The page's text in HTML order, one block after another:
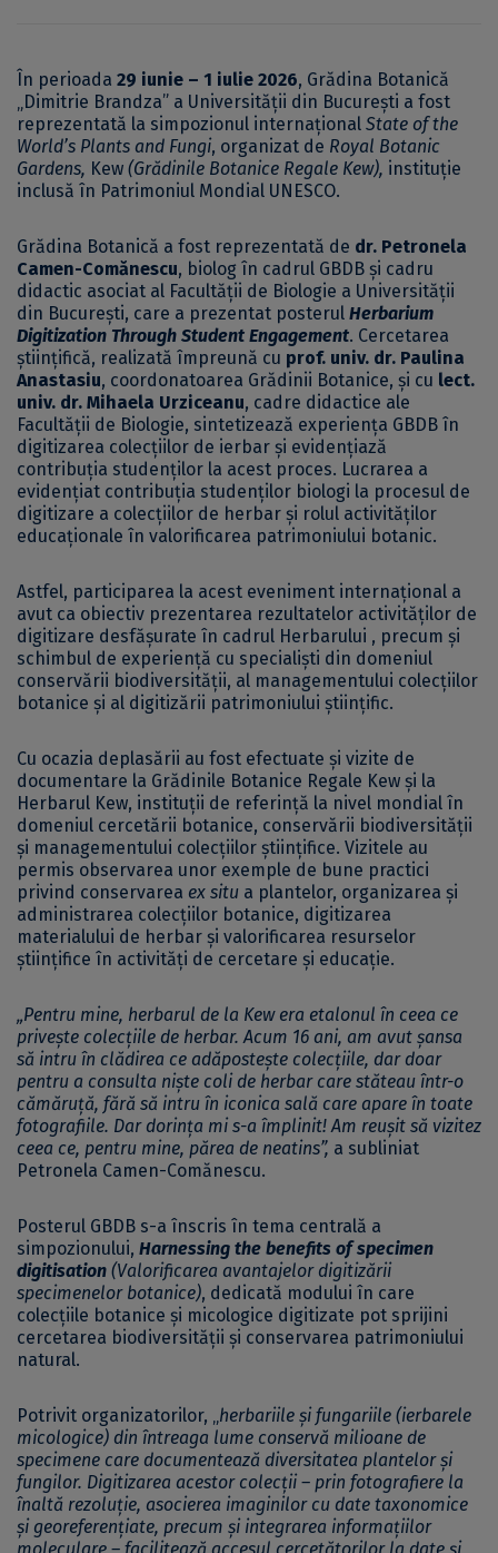
În perioada 29 iunie – 1 iulie 2026, Grădina Botanică
„Dimitrie Brandza” a Universității din București a fost
reprezentată la simpozionul internațional State of the
World’s Plants and Fungi, organizat de Royal Botanic
Gardens, Kew (Grădinile Botanice Regale Kew), instituție
inclusă în Patrimoniul Mondial UNESCO.
Grădina Botanică a fost reprezentată de dr. Petronela
Camen-Comănescu, biolog în cadrul GBDB și cadru
didactic asociat al Facultății de Biologie a Universității
din București, care a prezentat posterul Herbarium
Digitization Through Student Engagement. Cercetarea
științifică, realizată împreună cu prof. univ. dr. Paulina
Anastasiu, coordonatoarea Grădinii Botanice, și cu lect.
univ. dr. Mihaela Urziceanu, cadre didactice ale
Facultății de Biologie, sintetizează experiența GBDB în
digitizarea colecțiilor de ierbar și evidențiază
contribuția studenților la acest proces. Lucrarea a
evidențiat contribuția studenților biologi la procesul de
digitizare a colecțiilor de herbar și rolul activităților
educaționale în valorificarea patrimoniului botanic.
Astfel, participarea la acest eveniment internațional a
avut ca obiectiv prezentarea rezultatelor activităților de
digitizare desfășurate în cadrul Herbarului , precum și
schimbul de experiență cu specialiști din domeniul
conservării biodiversității, al managementului colecțiilor
botanice și al digitizării patrimoniului științific.
Cu ocazia deplasării au fost efectuate și vizite de
documentare la Grădinile Botanice Regale Kew și la
Herbarul Kew, instituții de referință la nivel mondial în
domeniul cercetării botanice, conservării biodiversității
și managementului colecțiilor științifice. Vizitele au
permis observarea unor exemple de bune practici
privind conservarea ex situ a plantelor, organizarea și
administrarea colecțiilor botanice, digitizarea
materialului de herbar și valorificarea resurselor
științifice în activități de cercetare și educație.
„Pentru mine, herbarul de la Kew era etalonul în ceea ce
privește colecțiile de herbar. Acum 16 ani, am avut șansa
să intru în clădirea ce adăpostește colecțiile, dar doar
pentru a consulta niște coli de herbar care stăteau într-o
cămăruță, fără să intru în iconica sală care apare în toate
fotografiile. Dar dorința mi s-a împlinit! Am reușit să vizitez
ceea ce, pentru mine, părea de neatins”, a subliniat
Petronela Camen-Comănescu.
Posterul GBDB s-a înscris în tema centrală a
simpozionului, Harnessing the benefits of specimen
digitisation (Valorificarea avantajelor digitizării
specimenelor botanice), dedicată modului în care
colecțiile botanice și micologice digitizate pot sprijini
cercetarea biodiversității și conservarea patrimoniului
natural.
Potrivit organizatorilor, „herbariile și fungariile (ierbarele
micologice) din întreaga lume conservă milioane de
specimene care documentează diversitatea plantelor și
fungilor. Digitizarea acestor colecții – prin fotografiere la
înaltă rezoluție, asocierea imaginilor cu date taxonomice
și georeferențiate, precum și integrarea informațiilor